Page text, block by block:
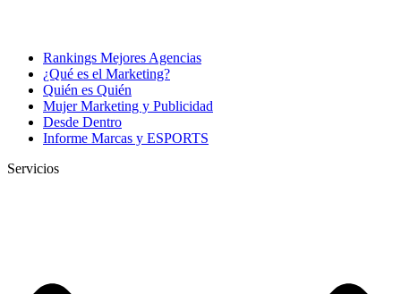
Rankings Mejores Agencias
¿Qué es el Marketing?
Quién es Quién
Mujer Marketing y Publicidad
Desde Dentro
Informe Marcas y ESPORTS
Servicios